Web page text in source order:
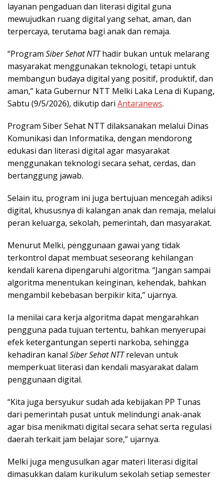
layanan pengaduan dan literasi digital guna
mewujudkan ruang digital yang sehat, aman, dan
terpercaya, terutama bagi anak dan remaja.
“Program Siber Sehat NTThadir bukan untuk melarang
masyarakat menggunakan teknologi, tetapi untuk
membangun budaya digital yang positif, produktif, dan
aman,” kata Gubernur NTT Melki Laka Lena di Kupang,
Sabtu (9/5/2026), dikutip dari Antaranews.
Program Siber Sehat NTT dilaksanakan melalui Dinas
Komunikasi dan Informatika, dengan mendorong
edukasi dan literasi digital agar masyarakat
menggunakan teknologi secara sehat, cerdas, dan
bertanggung jawab.
Selain itu, program ini juga bertujuan mencegah adiksi
digital, khususnya di kalangan anak dan remaja, melalui
peran keluarga, sekolah, pemerintah, dan masyarakat.
Menurut Melki, penggunaan gawai yang tidak
terkontrol dapat membuat seseorang kehilangan
kendali karena dipengaruhi algoritma. “Jangan sampai
algoritma menentukan keinginan, kehendak, bahkan
mengambil kebebasan berpikir kita,” ujarnya.
Ia menilai cara kerja algoritma dapat mengarahkan
pengguna pada tujuan tertentu, bahkan menyerupai
efek ketergantungan seperti narkoba, sehingga
kehadiran kanal Siber Sehat NTTrelevan untuk
memperkuat literasi dan kendali masyarakat dalam
penggunaan digital.
“Kita juga bersyukur sudah ada kebijakan PP Tunas
dari pemerintah pusat untuk melindungi anak-anak
agar bisa menikmati digital secara sehat serta regulasi
daerah terkait jam belajar sore,” ujarnya.
Melki juga mengusulkan agar materi literasi digital
dimasukkan dalam kurikulum sekolah setiap semester